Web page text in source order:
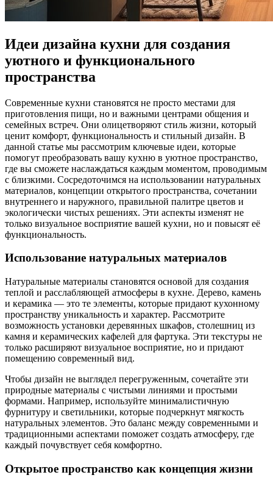
Идеи дизайна кухни для создания
уютного и функционального
пространства
Современные кухни становятся не просто местами для
приготовления пищи, но и важными центрами общения и
семейных встреч. Они олицетворяют стиль жизни, который
ценит комфорт, функциональность и стильный дизайн. В
данной статье мы рассмотрим ключевые идеи, которые
помогут преобразовать вашу кухню в уютное пространство,
где вы сможете наслаждаться каждым моментом, проводимым
с близкими. Сосредоточимся на использовании натуральных
материалов, концепции открытого пространства, сочетании
внутреннего и наружного, правильной палитре цветов и
экологически чистых решениях. Эти аспекты изменят не
только визуальное восприятие вашей кухни, но и повысят её
функциональность.
Использование натуральных материалов
Натуральные материалы становятся основой для создания
теплой и расслабляющей атмосферы в кухне. Дерево, камень
и керамика — это те элементы, которые придают кухонному
пространству уникальность и характер. Рассмотрите
возможность установки деревянных шкафов, столешниц из
камня и керамических кафелей для фартука. Эти текстуры не
только расширяют визуальное восприятие, но и придают
помещению современный вид.
Чтобы дизайн не выглядел перегруженным, сочетайте эти
природные материалы с чистыми линиями и простыми
формами. Например, используйте минималистичную
фурнитуру и светильники, которые подчеркнут мягкость
натуральных элементов. Это баланс между современными и
традиционными аспектами поможет создать атмосферу, где
каждый почувствует себя комфортно.
Открытое пространство как концепция жизни